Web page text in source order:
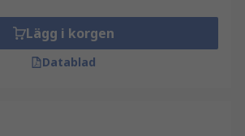
Lägg i korgen
Datablad